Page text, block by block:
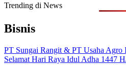
Trending di News
Bisnis
PT Sungai Rangit & PT Usaha Agro
Selamat Hari Raya Idul Adha 1447